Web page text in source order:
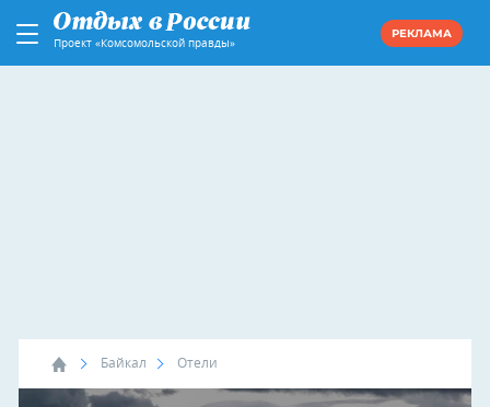
Проект «Комсомольской правды»
РЕКЛАМА
Байкал Отели